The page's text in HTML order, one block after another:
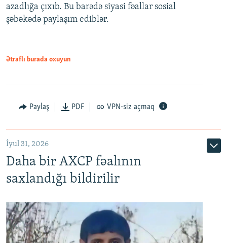
azadlığa çıxıb. Bu barədə siyasi fəallar sosial
şəbəkədə paylaşım ediblər.
Ətraflı burada oxuyun
Paylaş PDF VPN-siz açmaq
İyul 31, 2026
Daha bir AXCP fəalının
saxlandığı bildirilir